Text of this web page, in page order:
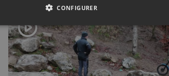
CONFIGURER